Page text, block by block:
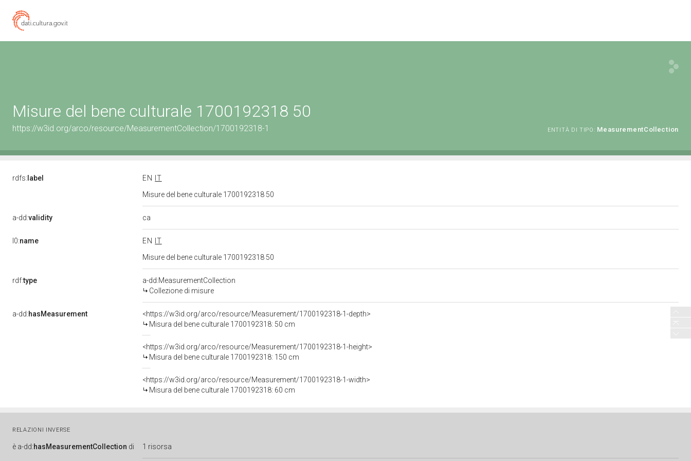
Misure del bene culturale 1700192318 50
https://w3id.org/arco/resource/MeasurementCollection/1700192318-1 ENTITÀ DI TIPO: MeasurementCollection
rdfs: label EN
IT
Misure del bene culturale 1700192318 50
a-dd:validity ca
l0:name EN
IT
Misure del bene culturale 1700192318 50
rdf:type
a-dd:MeasurementCollection
Collezione di misure
a-dd:hasMeasurement
<https://w3id.org/arco/resource/Measurement/1700192318-1-depth>
Misura del bene culturale 1700192318: 50 cm
<https://w3id.org/arco/resource/Measurement/1700192318-1-height>
Misura del bene culturale 1700192318: 150 cm
<https://w3id.org/arco/resource/Measurement/1700192318-1-width>
Misura del bene culturale 1700192318: 60 cm
RELAZIONI INVERSE
è a-dd:hasMeasurementCollection di 1 risorsa